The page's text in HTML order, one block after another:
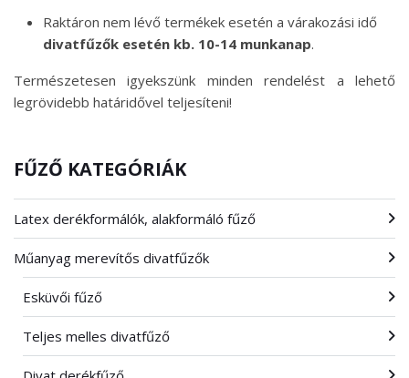
FŰZŐ KATEGÓRIÁK
Latex derékformálók, alakformáló fűző
Műanyag merevítős divatfűzők
Esküvői fűző
Teljes melles divatfűző
Raktáron nem lévő termékek esetén a várakozási idő
divatfűzők esetén kb. 10-14 munkanap.
Természetesen igyekszünk minden rendelést a lehető
legrövidebb határidővel teljesíteni!